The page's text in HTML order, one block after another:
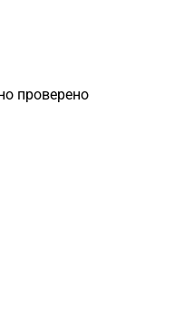
проверено